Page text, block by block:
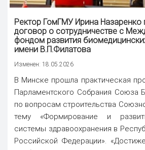
Ректор ГомГМУ Ирина Назаренко
договор о сотрудничестве с
фондом развития
имени В.П.Филатова
Изменен: 18.05.2026
В Минске прошла практическая
Парламентского Собрания Союза
по вопросам строительства
тему «Формирование и
системы здравоохранения в
Российской Федерации».